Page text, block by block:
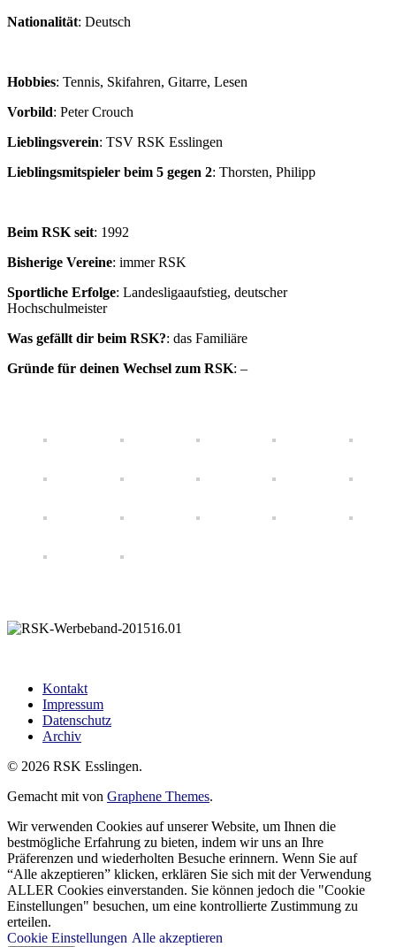
Nationalität: Deutsch
Hobbies: Tennis, Skifahren, Gitarre, Lesen
Vorbild: Peter Crouch
Lieblingsverein: TSV RSK Esslingen
Lieblingsmitspieler beim 5 gegen 2: Thorsten, Philipp
Beim RSK seit: 1992
Bisherige Vereine: immer RSK
Sportliche Erfolge: Landesligaaufstieg, deutscher
Hochschulmeister
Was gefällt dir beim RSK?: das Familiäre
Gründe für deinen Wechsel zum RSK: –
Kontakt
Impressum
Datenschutz
Archiv
© 2026 RSK Esslingen.
Gemacht mit von Graphene Themes.
Wir verwenden Cookies auf unserer Website, um Ihnen die
bestmögliche Erfahrung zu bieten, indem wir uns an Ihre
Präferenzen und wiederholten Besuche erinnern. Wenn Sie auf
“Alle akzeptieren” klicken, erklären Sie sich mit der Verwendung
ALLER Cookies einverstanden. Sie können jedoch die "Cookie
Einstellungen" besuchen, um eine kontrollierte Zustimmung zu
erteilen.
Cookie Einstellungen Alle akzeptieren